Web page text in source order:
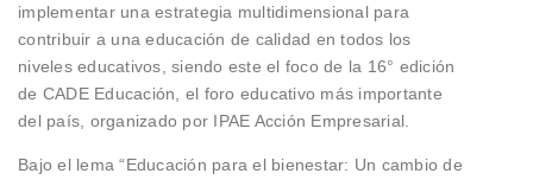
implementar una estrategia multidimensional para
contribuir a una educación de calidad en todos los
niveles educativos, siendo este el foco de la 16° edición
de CADE Educación, el foro educativo más importante
del país, organizado por IPAE Acción Empresarial.
Bajo el lema “Educación para el bienestar: Un cambio de